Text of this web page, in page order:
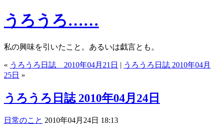
うろうろ……
私の興味を引いたこと。あるいは戯言とも。
« うろうろ日誌 2010年04月21日 | うろうろ日誌 2010年04月
25日 »
うろうろ日誌 2010年04月24日
日常のこと 2010年04月24日 18:13